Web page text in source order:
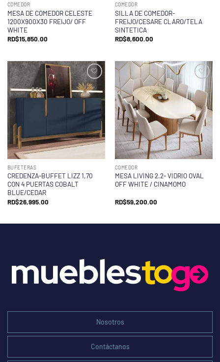
COMEDOR
MESA DE COMEDOR CELESTE
1200X900X30 FREIJO/ OFF
WHITE
RD$15,850.00
COMEDOR
SILLA DE COMEDOR-
FREIJO/CESARE CLARO/TELA
SINTETICA
RD$8,600.00
BUFETERAS
CREDENZA-BUFFET LIZZ 1,70
CON 4 PUERTAS COBALT
BLUE/CEDAR
RD$26,995.00
COMEDOR
MESA LIVING 2.2- VIDRIO OVAL
OFF WHITE / CINAMOMO
RD$59,200.00
Nosotros
Contáctanos